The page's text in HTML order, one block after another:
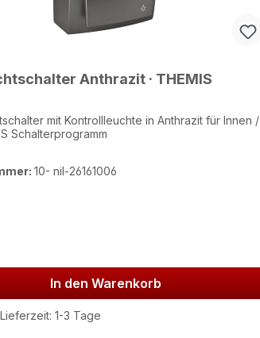
Anthrazit · THEMIS
mit Kontrollleuchte in Anthrazit für Innen /
Schalterprogramm
10- nil-26161006
In den Warenkorb
1-3 Tage